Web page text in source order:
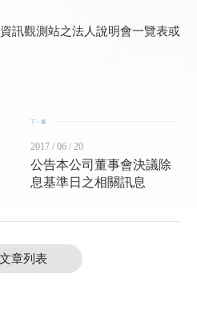
訊觀測站之法人說明會一覽表或法
2017 / 06 / 20
公告本公司董事會決議除
息基準日之相關訊息
章列表